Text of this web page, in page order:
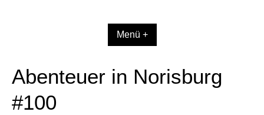
Menü +
Abenteuer in Norisburg
#100